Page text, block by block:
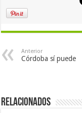
Anterior
Córdoba sí puede
Relacionados